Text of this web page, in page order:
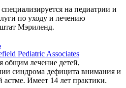
на педиатрии и
по уходу и лечению
Мэриленд.
Pediatric Associates
общим лечение детей,
синдрома дефицита внимания и
астме. Имеет 14 лет практики.